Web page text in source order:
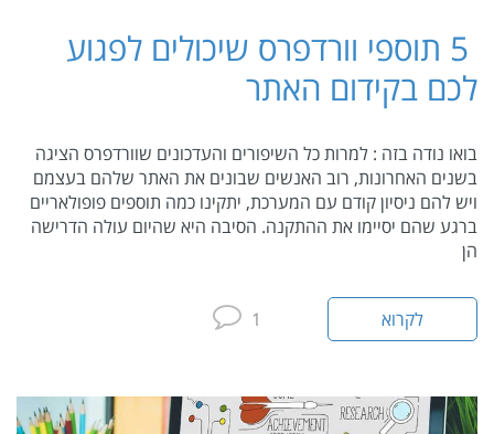
5 תוספי וורדפרס שיכולים לפגוע
לכם בקידום האתר
בואו נודה בזה : למרות כל השיפורים והעדכונים שוורדפרס הציגה
בשנים האחרונות, רוב האנשים שבונים את האתר שלהם בעצמם
ויש להם ניסיון קודם עם המערכת, יתקינו כמה תוספים פופולאריים
ברגע שהם יסיימו את ההתקנה. הסיבה היא שהיום עולה הדרישה
הן
לקרוא 1